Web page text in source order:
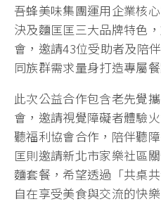
吾蜂美味集團運用企業核
決及麵匡匡三大品牌特色
會，邀請43位受助者及陪
同族群需求量身打造專屬
此次公益合作包含老先覺
會，邀請視覺障礙者體驗
聽福利協會合作，陪伴聽
匡則邀請新北市家樂社區
麵套餐，希望透過「共桌
自在享受美食與交流的快樂